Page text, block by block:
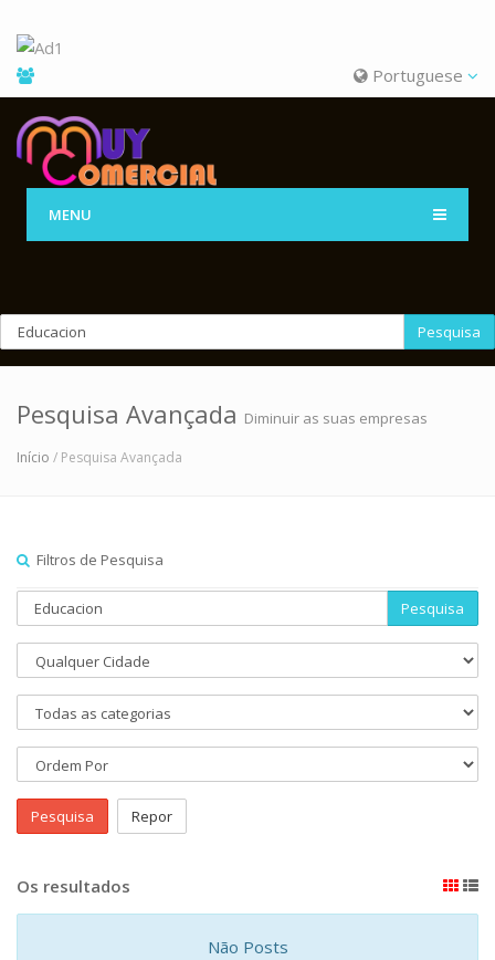
Portuguese
MENU
Pesquisa
Pesquisa Avançada Diminuir as suas empresas
Início / Pesquisa Avançada
Filtros de Pesquisa
Pesquisa
Pesquisa Repor
Os resultados
Não Posts